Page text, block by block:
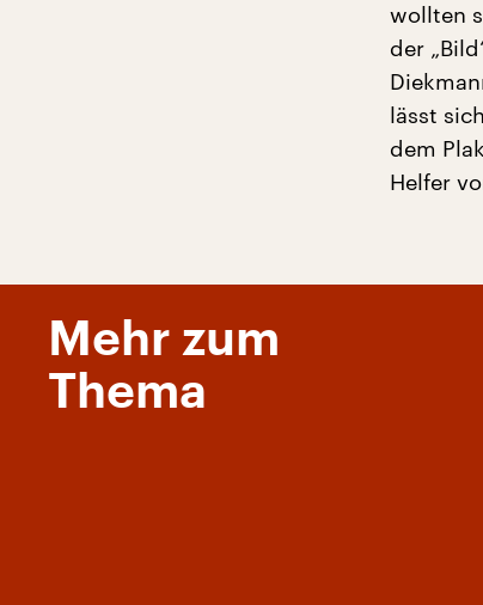
wollten
der
lässt
dem
Helfer
Mehr zum
Thema